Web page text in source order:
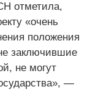
отметила,
«очень
положения
заключившие
не могут
—